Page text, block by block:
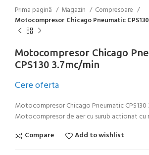
Prima pagină Magazin
Compresoare
Motocompresor Chicago Pneumatic
Motocompresor Chicago
CPS130 3.7mc/min
Cere oferta
Motocompresor Chicago Pneumatic CPS130
Motocompresor de aer cu surub actionat cu
Compare
Add to wishlist